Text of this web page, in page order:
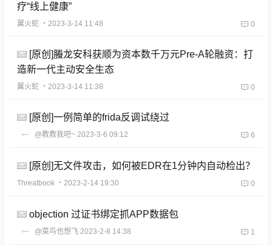
疗“线上健康”
翼火蛇 ・2023-3-14 11:48 0
[原创]螣龙安科获顺为资本数千万元Pre-A轮融资：打
造新一代主动安全生态
翼火蛇 ・2023-3-14 11:38 0
[原创]一例简单的frida反调试绕过
@教教我吧~ 2023-3-6 09:12 6
[原创]无文件攻击，如何被EDR在1分钟内自动检出？
Threatbook ・2023-2-14 19:30 0
objection 过证书绑定抓APP数据包
@菜鸟也想飞 2023-2-8 14:38 1